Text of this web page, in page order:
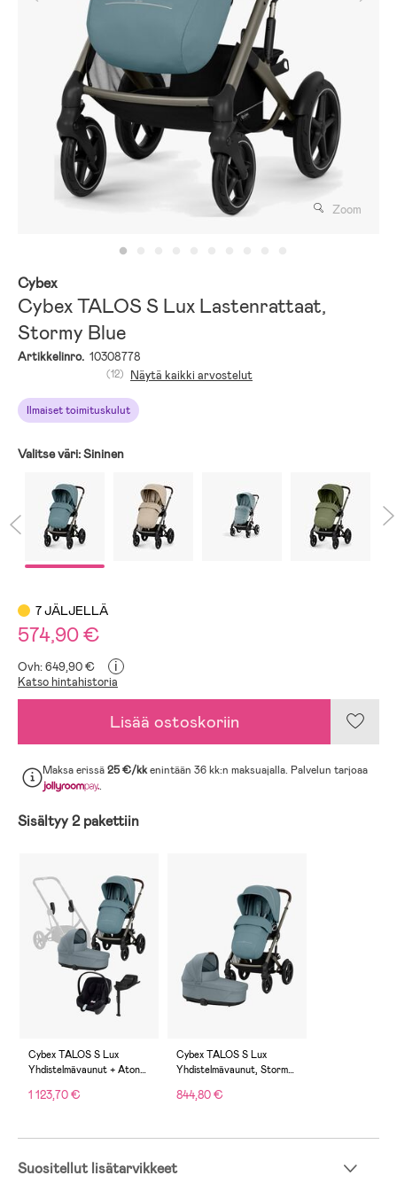
Zoom
Cybex
Cybex TALOS S Lux Lastenrattaat,
Stormy Blue
Artikkelinro. 10308778
Ilmaiset toimituskulut
(12) Näytä kaikki arvostelut
Valitse väri:Sininen
7 JÄLJELLÄ
574,90 €
Ovh: 649,90 € i
Katso hintahistoria
Lisää ostoskoriin
Maksa erissä25 €/kkenintään 36 kk:n maksuajalla. Palvelun tarjoaa
.
Sisältyy 2 pakettiin
Cybex TALOS S Lux
Yhdistelmävaunut + Aton
Telakka, Stormy Blue
1 123,70 €
Cybex TALOS S Lux
Yhdistelmävaunut, Stormy
844,80 €
Suositellut lisätarvikkeet